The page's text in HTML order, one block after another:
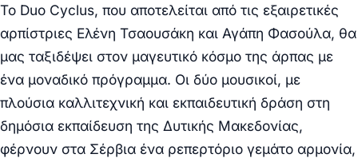
Το Duo Cyclus, που αποτελείται από τις εξαιρετικές
αρπίστριες Ελένη Τσαουσάκη και Αγάπη Φασούλα, θα
μας ταξιδέψει στον μαγευτικό κόσμο της άρπας με
ένα μοναδικό πρόγραμμα. Οι δύο μουσικοί, με
πλούσια καλλιτεχνική και εκπαιδευτική δράση στη
δημόσια εκπαίδευση της Δυτικής Μακεδονίας,
φέρνουν στα Σέρβια ένα ρεπερτόριο γεμάτο αρμονία,